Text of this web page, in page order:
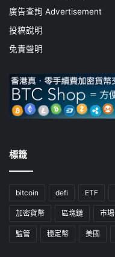
廣告查詢 Advertisement
投稿說明
免責聲明
標籤
bitcoin defi ETF
加密貨幣 區塊鏈 市場
監管 穩定幣 美國